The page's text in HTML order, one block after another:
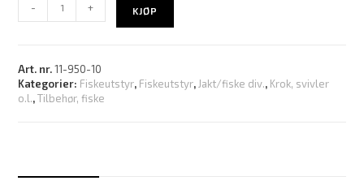
- + KJØP
Art. nr.11-950-10
Kategorier: Fiskeutstyr, Fiskeutstyr,Jakt/fiske div., Krok, svivler
o.l.,Tilbehør, fiske